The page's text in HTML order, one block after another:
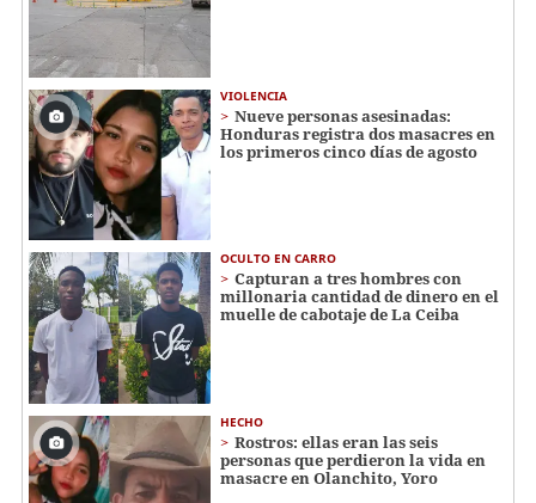
VIOLENCIA
Nueve personas asesinadas:
Honduras registra dos masacres en
los primeros cinco días de agosto
OCULTO EN CARRO
Capturan a tres hombres con
millonaria cantidad de dinero en el
muelle de cabotaje de La Ceiba
HECHO
Rostros: ellas eran las seis
personas que perdieron la vida en
masacre en Olanchito, Yoro